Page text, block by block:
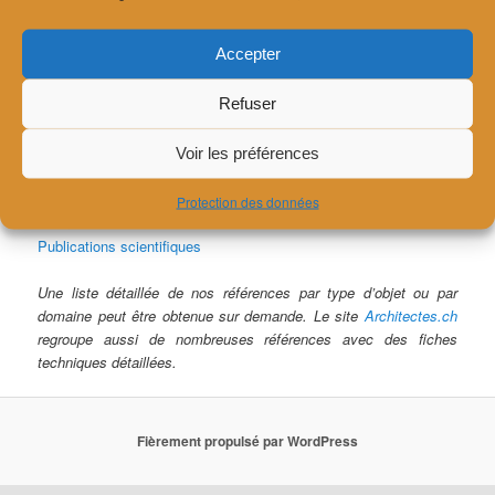
Accepter
Refuser
Voir les préférences
Protection des données
Enseignements – Locaux scolaires
Musées – Espaces d’exposition
Habitat
Auditoires – Salles de conférence
Bureaux – Espaces administratifs
Bruit dans l’environnement – Installations bruyantes
Recherche et développement
Publications scientifiques
Une liste détaillée de nos références par type d’objet ou par
domaine peut être obtenue sur demande. Le siteArchitectes.ch
regroupe aussi de nombreuses références avec des fiches
techniques détaillées.
Fièrement propulsé par WordPress